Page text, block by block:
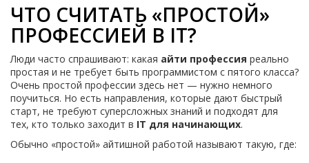
ЧТО СЧИТАТЬ «ПРОСТОЙ»
ПРОФЕССИЕЙ В IT?
Люди часто спрашивают: какая айти профессия реально
простая и не требует быть программистом с пятого класса?
Очень простой профессии здесь нет — нужно немного
поучиться. Но есть направления, которые дают быстрый
старт, не требуют суперсложных знаний и подходят для
тех, кто только заходит в IT для начинающих.
Обычно «простой» айтишной работой называют такую, где: